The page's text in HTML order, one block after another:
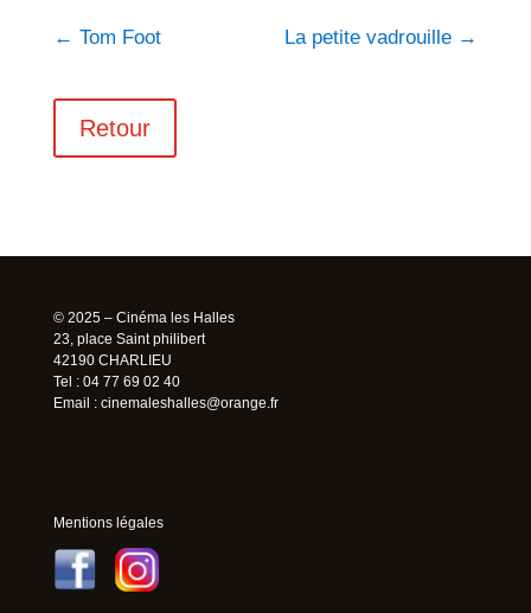
← Tom Foot La petite vadrouille →
Retour
© 2025 – Cinéma les Halles
23, place Saint philibert
42190 CHARLIEU
Tel : 04 77 69 02 40
Email : cinemaleshalles@orange.fr
Mentions légales